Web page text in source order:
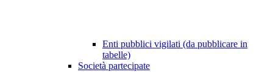
Enti pubblici vigilati (da pubblicare in
tabelle)
Società partecipate